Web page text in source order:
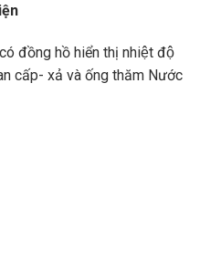
đồng hồ hiển thị nhiệt độ
cấp- xả và ống thăm Nước